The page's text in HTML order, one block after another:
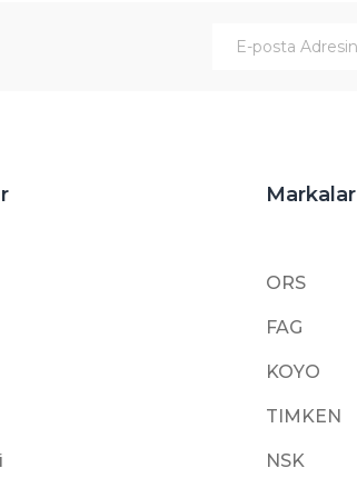
Markalar
ORS
FAG
KOYO
TIMKEN
NSK